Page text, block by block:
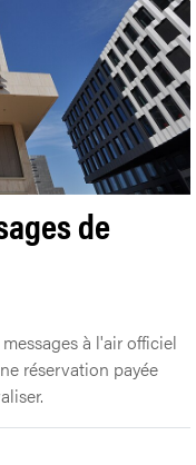
de
à l'air officiel
réservation payée